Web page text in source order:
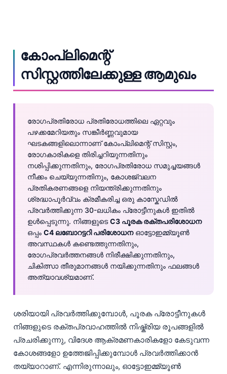
കോംപ്ലിമെന്റ്
സിസ്റ്റത്തിലേക്കുള്ള ആമുഖം
രോഗപ്രതിരോധ പ്രതിരോധത്തിലെ ഏറ്റവും
പഴക്കമേറിയതും സങ്കീർണ്ണവുമായ
ഘടകങ്ങളിലൊന്നാണ് കോംപ്ലിമെന്റ് സിസ്റ്റം,
രോഗകാരികളെ തിരിച്ചറിയുന്നതിനും
നശിപ്പിക്കുന്നതിനും, രോഗപ്രതിരോധ സമുച്ചയങ്ങൾ
നീക്കം ചെയ്യുന്നതിനും, കോശജ്വലന
പ്രതികരണങ്ങളെ നിയന്ത്രിക്കുന്നതിനും
ശ്രദ്ധാപൂർവ്വം ക്രമീകരിച്ച ഒരു കാസ്കേഡിൽ
പ്രവർത്തിക്കുന്ന 30-ലധികം പ്രോട്ടീനുകൾ ഇതിൽ
ഉൾപ്പെടുന്നു. നിങ്ങളുടെC3 പൂരക രക്തപരിശോധന
ഒപ്പം C4 ലബോറട്ടറി പരിശോധനഓട്ടോഇമ്മ്യൂൺ
അവസ്ഥകൾ കണ്ടെത്തുന്നതിനും,
രോഗപ്രവർത്തനങ്ങൾ നിരീക്ഷിക്കുന്നതിനും,
ചികിത്സാ തീരുമാനങ്ങൾ നയിക്കുന്നതിനും ഫലങ്ങൾ
അത്യാവശ്യമാണ്.
ശരിയായി പ്രവർത്തിക്കുമ്പോൾ, പൂരക പ്രോട്ടീനുകൾ
നിങ്ങളുടെ രക്തപ്രവാഹത്തിൽ നിഷ്ക്രിയ രൂപങ്ങളിൽ
പ്രചരിക്കുന്നു, വിദേശ ആക്രമണകാരികളോ കേടുവന്ന
കോശങ്ങളോ ഉത്തേജിപ്പിക്കുമ്പോൾ പ്രവർത്തിക്കാൻ
തയ്യാറാണ്. എന്നിരുന്നാലും, ഓട്ടോഇമ്മ്യൂൺ